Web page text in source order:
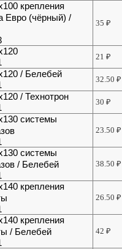
крепления
Евро (чёрный) /
35₽
21₽
/ Белебей
32.50₽
/ Технотрон
30₽
системы
23.50₽
системы
/ Белебей
38.50₽
крепления
26.50₽
крепления
/ Белебей
42₽